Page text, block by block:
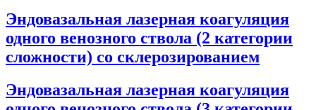
Эндовазальная лазерная коагуляция
одного венозного ствола (2 категории
сложности) со склерозированием
Эндовазальная лазерная коагуляция